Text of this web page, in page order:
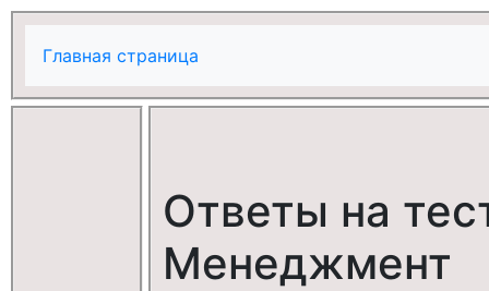
Главная страница
Ответы на
Менеджмент